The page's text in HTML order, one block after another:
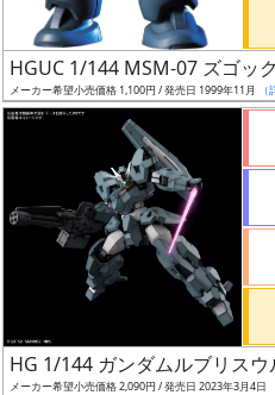
割
引
HGUC 1/144 MSM-07 ズゴック
メーカー希望小売価格 1,100円 / 発売日 1999年11月
HG 1/144 ガンダムルブリスウ
メーカー希望小売価格 2,090円 / 発売日 2023年3月4日